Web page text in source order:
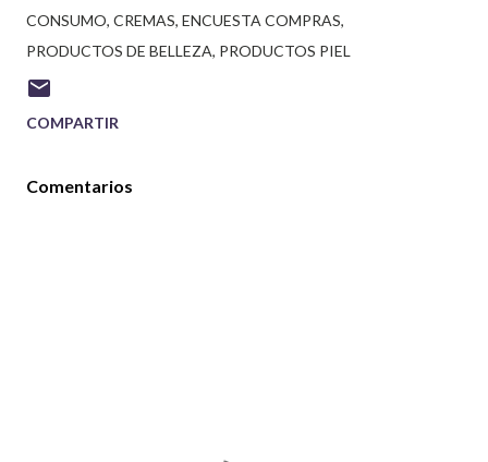
CONSUMO CREMAS ENCUESTA COMPRAS
PRODUCTOS DE BELLEZA PRODUCTOS PIEL
COMPARTIR
Comentarios